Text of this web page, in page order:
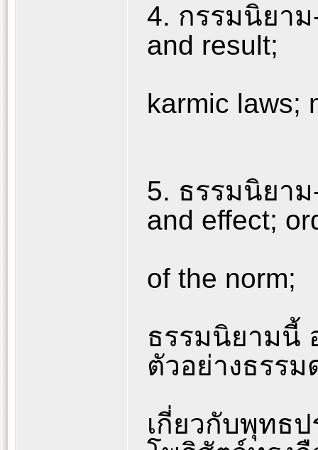
4. กรรมนิยาม
and result;
karmic laws;
5. ธรรมนิยาม
and effect;
of the norm;
ธรรมนิยามนี้
ตัวอย่างธรรม
เกี่ยวกับพุทธป